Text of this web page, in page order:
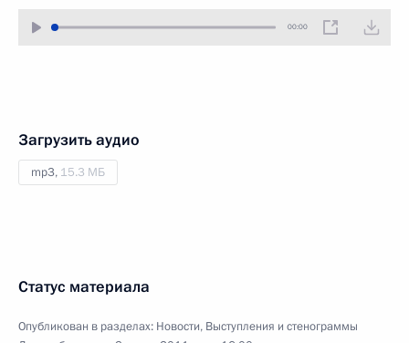
00:00
Загрузить аудио
mp3, 15.3 МБ
Статус материала
Опубликован в разделах: Новости, Выступления и стенограммы